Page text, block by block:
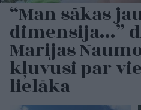
“Man sākas
dimensija…”
Marijas
kļuvusi par
lielāka